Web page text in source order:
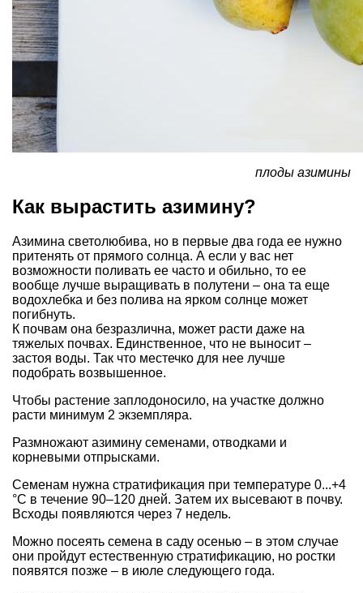
плоды азимины
Как вырастить азимину?
Азимина светолюбива, но в первые два года ее нужно
притенять от прямого солнца. А если у вас нет
возможности поливать ее часто и обильно, то ее
вообще лучше выращивать в полутени – она та еще
водохлебка и без полива на ярком солнце может
погибнуть.
К почвам она безразлична, может расти даже на
тяжелых почвах. Единственное, что не выносит –
застоя воды. Так что местечко для нее лучше
подобрать возвышенное.
Чтобы растение заплодоносило, на участке должно
расти минимум 2 экземпляра.
Размножают азимину семенами, отводками и
корневыми отпрысками.
Семенам нужна стратификация при температуре 0...+4
°С в течение 90–120 дней. Затем их высевают в почву.
Всходы появляются через 7 недель.
Можно посеять семена в саду осенью – в этом случае
они пройдут естественную стратификацию, но ростки
появятся позже – в июле следующего года.